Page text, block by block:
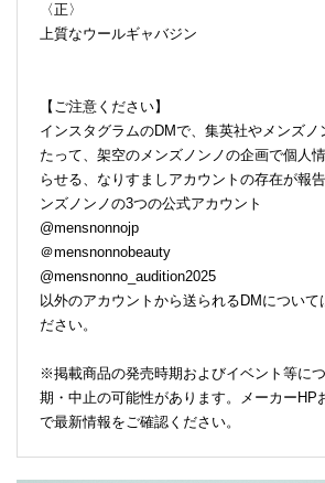
〈正〉
上質なウールギャバジン
【ご注意ください】
インスタグラムのDMで、集英社やメンズ
たって、架空のメンズノンノの企画で個人
らせる、なりすましアカウントの存在が報
ンズノンノの3つの公式アカウント
@mensnonnojp
＠mensnonnobeauty
@mensnonno_audition2025
以外のアカウントから送られるDMについて
ださい。
※掲載商品の発売時期およびイベント等に
期・中止の可能性があります。メーカーHP
で最新情報をご確認ください。